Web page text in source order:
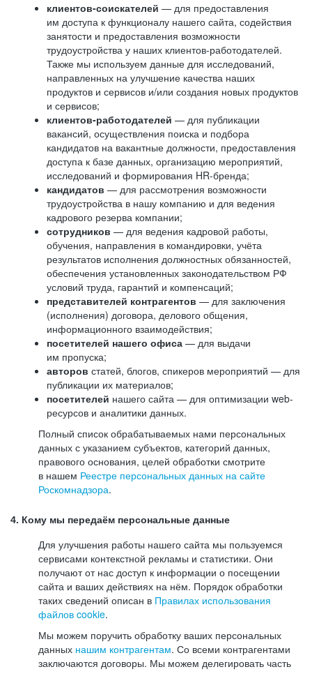
клиентов-соискателей — для предоставления
им доступа к функционалу нашего сайта, содействия
занятости и предоставления возможности
трудоустройства у наших клиентов-работодателей.
Также мы используем данные для исследований,
направленных на улучшение качества наших
продуктов и сервисов и/или создания новых продуктов
и сервисов;
клиентов-работодателей — для публикации
вакансий, осуществления поиска и подбора
кандидатов на вакантные должности, предоставления
доступа к базе данных, организацию мероприятий,
исследований и формирования HR-бренда;
кандидатов — для рассмотрения возможности
трудоустройства в нашу компанию и для ведения
кадрового резерва компании;
сотрудников — для ведения кадровой работы,
обучения, направления в командировки, учёта
результатов исполнения должностных обязанностей,
обеспечения установленных законодательством РФ
условий труда, гарантий и компенсаций;
представителей контрагентов — для заключения
(исполнения) договора, делового общения,
информационного взаимодействия;
посетителей нашего офиса — для выдачи
им пропуска;
авторов статей, блогов, спикеров мероприятий — для
публикации их материалов;
посетителей нашего сайта — для оптимизации web-
ресурсов и аналитики данных.
Полный список обрабатываемых нами персональных
данных с указанием субъектов, категорий данных,
правового основания, целей обработки смотрите
в нашем Реестре персональных данных на сайте
Роскомнадзора.
4. Кому мы передаём персональные данные
Для улучшения работы нашего сайта мы пользуемся
сервисами контекстной рекламы и статистики. Они
получают от нас доступ к информации о посещении
сайта и ваших действиях на нём. Порядок обработки
таких сведений описан в Правилах использования
файлов cookie.
Мы можем поручить обработку ваших персональных
данных нашим контрагентам. Со всеми контрагентами
заключаются договоры. Мы можем делегировать часть